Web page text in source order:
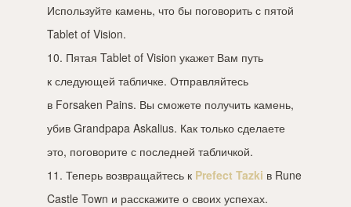
Используйте камень, что бы поговорить с пятой
Tablet of Vision.
10. Пятая Tablet of Vision укажет Вам путь
к следующей табличке. Отправляйтесь
в Forsaken Pains. Вы сможете получить камень,
убив Grandpapa Askalius. Как только сделаете
это, поговорите с последней табличкой.
11. Теперь возвращайтесь к Prefect Tazki в Rune
Castle Town и расскажите о своих успехах.